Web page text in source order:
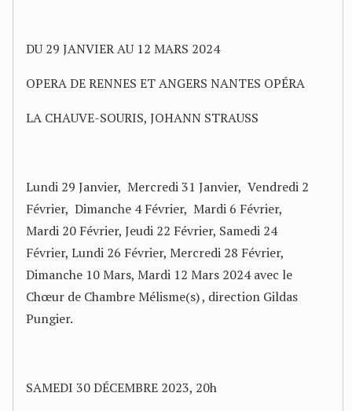
DU 29 JANVIER AU 12 MARS 2024
OPERA DE RENNES ET ANGERS NANTES OPÉRA
LA CHAUVE-SOURIS, JOHANN STRAUSS
Lundi 29 Janvier, Mercredi 31 Janvier, Vendredi 2
Février, Dimanche 4 Février, Mardi 6 Février,
Mardi 20 Février, Jeudi 22 Février, Samedi 24
Février, Lundi 26 Février, Mercredi 28 Février,
Dimanche 10 Mars, Mardi 12 Mars 2024 avec le
Chœur de Chambre Mélisme(s) , direction Gildas
Pungier.
SAMEDI 30 DÉCEMBRE 2023, 20h